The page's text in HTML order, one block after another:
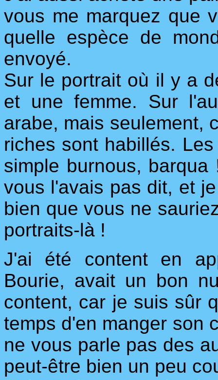
vous me marquez que
quelle espèce de
envoyé.
Sur le portrait où il y a
et une femme. Sur
arabe, mais seulement,
riches sont habillés.
simple burnous, barqua
vous l'avais pas dit, et
bien que vous ne
portraits-là !
J'ai été content en
Bourie, avait un bon
content, car je suis sûr
temps d'en manger son
ne vous parle pas des
peut-être bien un peu